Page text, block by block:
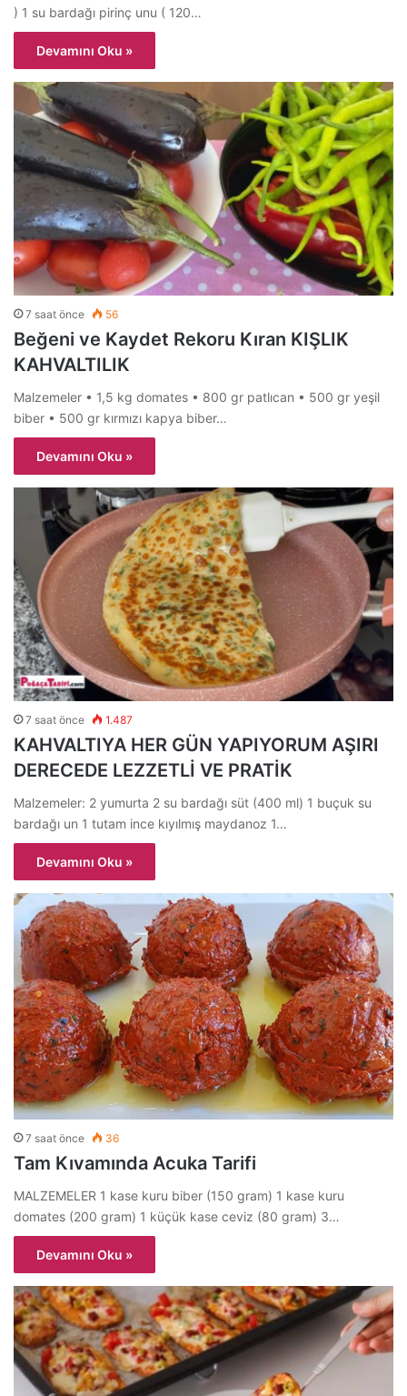
) 1 su bardağı pirinç unu ( 120…
Devamını Oku »
7 saat önce 56
Beğeni ve Kaydet Rekoru Kıran KIŞLIK
KAHVALTILIK
Malzemeler • 1,5 kg domates • 800 gr patlıcan • 500 gr yeşil
biber • 500 gr kırmızı kapya biber…
Devamını Oku »
7 saat önce 1.487
KAHVALTIYA HER GÜN YAPIYORUM AŞIRI
DERECEDE LEZZETLİ VE PRATİK
Malzemeler: 2 yumurta 2 su bardağı süt (400 ml) 1 buçuk su
bardağı un 1 tutam ince kıyılmış maydanoz 1…
Devamını Oku »
7 saat önce 36
Tam Kıvamında Acuka Tarifi
MALZEMELER 1 kase kuru biber (150 gram) 1 kase kuru
domates (200 gram) 1 küçük kase ceviz (80 gram) 3…
Devamını Oku »